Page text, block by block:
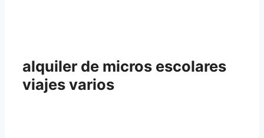
alquiler de micros escolares
viajes varios